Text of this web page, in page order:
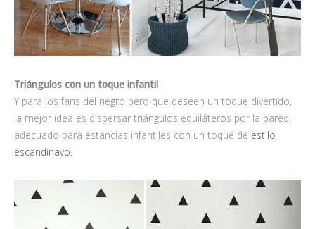
Triángulos con un toque infantil
Y para los fans del negro pero que deseen un toque divertido,
la mejor idea es dispersar triángulos equiláteros por la pared,
adecuado para estancias infantiles con un toque de estilo
escandinavo.